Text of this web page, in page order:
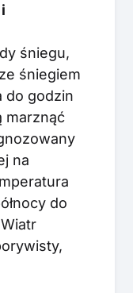
śniegu,
śniegiem
do godzin
marznąć
na
do